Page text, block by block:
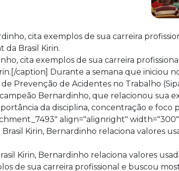
cita exemplos de sua carreira
caption] Durante a semana que iniciou
Prevenção de Acidentes no Trabalho
Bernardinho, que relacionou sua
da disciplina, concentração e foco
align="alignright"
Kirin, Bernardinho relaciona valores
de sua carreira profissional e buscou